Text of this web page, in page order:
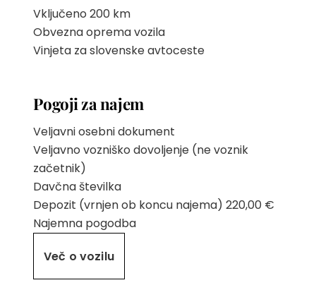
Vključeno 200 km
Obvezna oprema vozila
Vinjeta za slovenske avtoceste
Pogoji za najem
Veljavni osebni dokument
Veljavno vozniško dovoljenje (ne voznik
začetnik)
Davčna številka
Depozit (vrnjen ob koncu najema) 220,00 €
Najemna pogodba
Več o vozilu